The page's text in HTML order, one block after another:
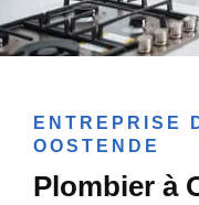
ENTREPRISE
OOSTENDE
Plombier à